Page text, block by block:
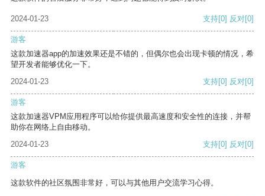
2024-01-23 支持[0] 反对[0]
游客
这款加速器app的加速效果还是不错的，但偶尔也会出现卡顿的情况，希
望开发者能够优化一下。
2024-01-23
支持[0] 反对[0]
游客
这款加速器VPM应用程序可以给你提供最高速度和安全性的连接，并帮
助你在网络上自由移动。
2024-01-23
支持[0] 反对[0]
游客
这款软件的社区氛围非常好，可以与其他用户交流学习心得。